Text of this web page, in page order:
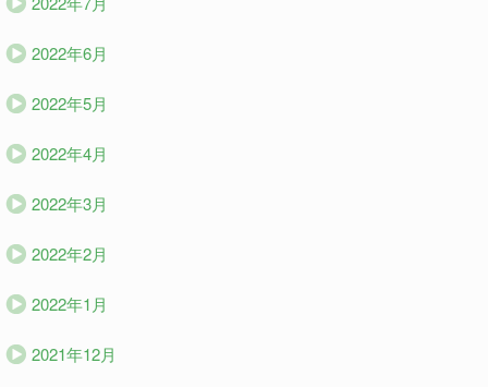
2022年6月
2022年5月
2022年4月
2022年3月
2022年2月
2022年1月
2021年12月